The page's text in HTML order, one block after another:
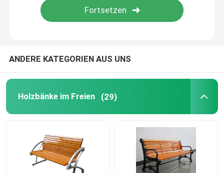
Außenpollard
Aussen-Patio-Schatten
Metallbaumschutz
Außenmöbel nach Maß
ANDERE KATEGORIEN AUS UNS
Holzbänke im Freien (29)